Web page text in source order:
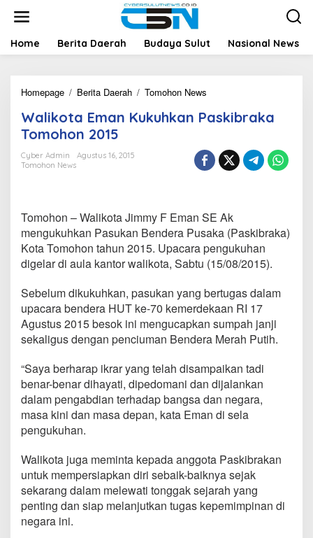
t
Home Berita Daerah Budaya Sulut Nasional News
Homepage / Berita Daerah / Tomohon News
l
o
t
a
n
K
u
k
h
k
a
n
P
s
k
i
b
r
a
T
o
m
o
Walikota Eman Kukuhkan Paskibraka
Tomohon 2015
Cyber Admin
Agustus 16, 2015
Tomohon News
Tomohon – Walikota Jimmy F Eman SE Ak
mengukuhkan Pasukan Bendera Pusaka (Paskibraka)
Kota Tomohon tahun 2015. Upacara pengukuhan
digelar di aula kantor walikota, Sabtu (15/08/2015).
Sebelum dikukuhkan, pasukan yang bertugas dalam
upacara bendera HUT ke-70 kemerdekaan RI 17
Agustus 2015 besok ini mengucapkan sumpah janji
sekaligus dengan penciuman Bendera Merah Putih.
“Saya berharap ikrar yang telah disampaikan tadi
benar-benar dihayati, dipedomani dan dijalankan
dalam pengabdian terhadap bangsa dan negara,
masa kini dan masa depan, kata Eman di sela
pengukuhan.
Walikota juga meminta kepada anggota Paskibrakan
untuk mempersiapkan diri sebaik-baiknya sejak
sekarang dalam melewati tonggak sejarah yang
penting dan siap melanjutkan tugas kepemimpinan di
negara ini.